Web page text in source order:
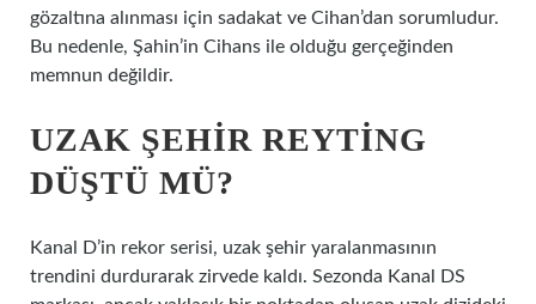
gözaltına alınması için sadakat ve Cihan’dan sorumludur.
Bu nedenle, Şahin’in Cihans ile olduğu gerçeğinden
memnun değildir.
UZAK ŞEHIR REYTING
DÜŞTÜ MÜ?
Kanal D’in rekor serisi, uzak şehir yaralanmasının
trendini durdurarak zirvede kaldı. Sezonda Kanal DS